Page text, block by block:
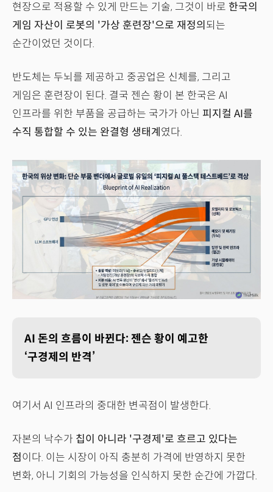
현장으로 적용할 수 있게 만드는 기술, 그것이 바로 한국의
게임 자산이 로봇의 '가상 훈련장'으로 재정의 되는
순간이었던 것이다.
반도체는 두뇌를 제공하고 중공업은 신체를, 그리고
게임은 훈련장이 된다. 결국 젠슨 황이 본 한국은 AI
인프라를 위한 부품을 공급하는 국가가 아닌 피지컬 AI를
수직 통합할 수 있는 완결형 생태계 였다.
AI 돈의 흐름이 바뀐다: 젠슨 황이 예고한
‘구경제의 반격’
여기서 AI 인프라의 중대한 변곡점이 발생한다.
자본의 낙수가 칩이 아니라 '구경제'로 흐르고 있다는
점이다. 이는 시장이 아직 충분히 가격에 반영하지 못한
변화, 아니 기회의 가능성을 인식하지 못한 순간에 가깝다.